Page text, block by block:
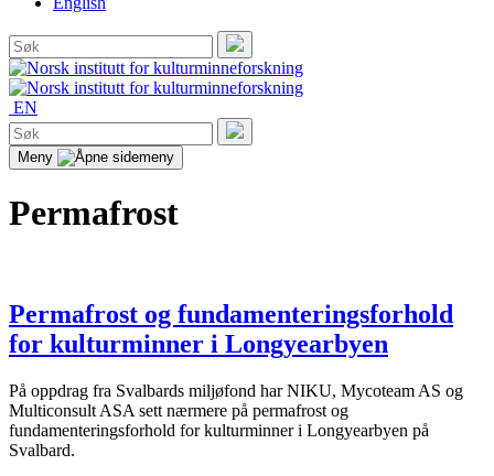
Søk
etter:
Søk
EN
Søk
etter:
Søk
Meny
Permafrost
Permafrost og fundamenteringsforhold
for kulturminner i Longyearbyen
På oppdrag fra Svalbards miljøfond har NIKU, Mycoteam AS og
Multiconsult ASA sett nærmere på permafrost og
fundamenteringsforhold for kulturminner i Longyearbyen på
Svalbard.